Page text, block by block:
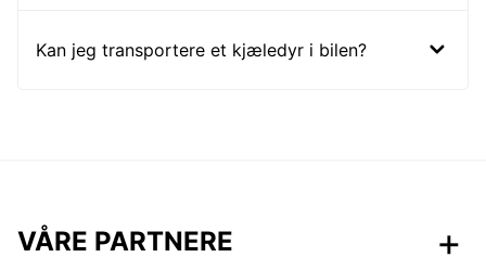
Kan jeg transportere et kjæledyr i bilen?
VÅRE PARTNERE